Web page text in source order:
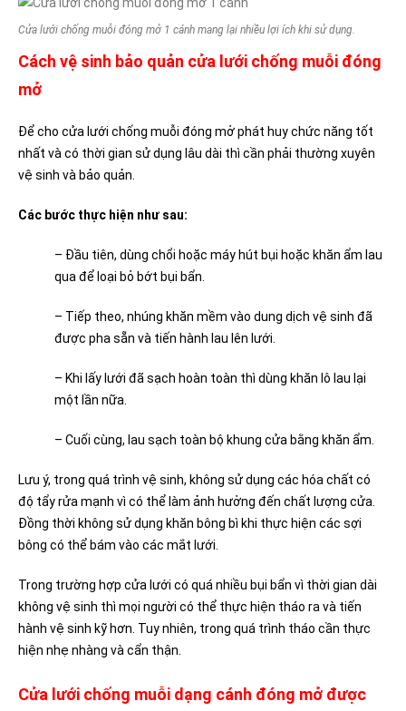
Cửa lưới chống muỗi đóng mở 1 cánh mang lại nhiều lợi ích khi sử dụng.
Cách vệ sinh bảo quản cửa lưới chống muỗi đóng
mở
Để cho cửa lưới chống muỗi đóng mở phát huy chức năng tốt
nhất và có thời gian sử dụng lâu dài thì cần phải thường xuyên
vệ sinh và bảo quản.
Các bước thực hiện như sau:
– Đầu tiên, dùng chổi hoặc máy hút bụi hoặc khăn ẩm lau
qua để loại bỏ bớt bụi bẩn.
– Tiếp theo, nhúng khăn mềm vào dung dịch vệ sinh đã
được pha sẵn và tiến hành lau lên lưới.
– Khi lấy lưới đã sạch hoàn toàn thì dùng khăn lô lau lại
một lần nữa.
– Cuối cùng, lau sạch toàn bộ khung cửa bằng khăn ẩm.
Lưu ý, trong quá trình vệ sinh, không sử dụng các hóa chất có
độ tẩy rửa mạnh vì có thể làm ảnh hưởng đến chất lượng cửa.
Đồng thời không sử dụng khăn bông bì khi thực hiện các sợi
bông có thể bám vào các mắt lưới.
Trong trường hợp cửa lưới có quá nhiều bụi bẩn vì thời gian dài
không vệ sinh thì mọi người có thể thực hiện tháo ra và tiến
hành vệ sinh kỹ hơn. Tuy nhiên, trong quá trình tháo cần thực
hiện nhẹ nhàng và cẩn thận.
Cửa lưới chống muỗi dạng cánh đóng mở được